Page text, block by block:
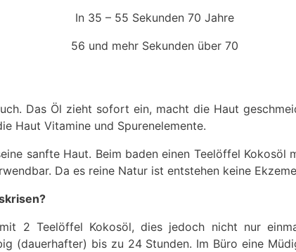
In 35 – 55 Sekunden 70 Jahre
56 und mehr Sekunden über 70
Das Öl zieht sofort ein, macht die Haut
Haut Vitamine und Spurenelemente.
sanfte Haut. Beim baden einen Teelöffel
Da es reine Natur ist entstehen keine
2 Teelöffel Kokosöl, dies jedoch nicht nur
(dauerhafter) bis zu 24 Stunden. Im Büro eine